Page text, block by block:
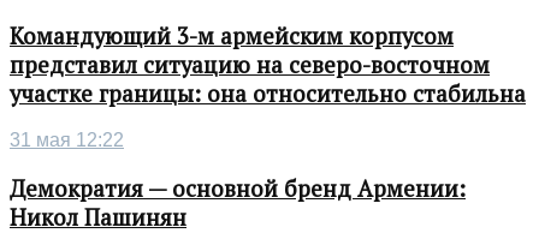
Командующий 3-м армейским корпусом
представил ситуацию на северо-восточном
участке границы: она относительно стабильна
31 мая 12:22
Демократия — основной бренд Армении:
Никол Пашинян